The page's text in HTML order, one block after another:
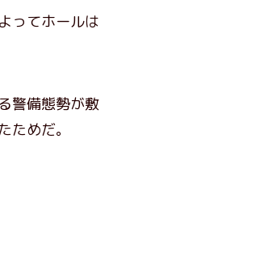
ってホールは
警備態勢が敷
めだ。